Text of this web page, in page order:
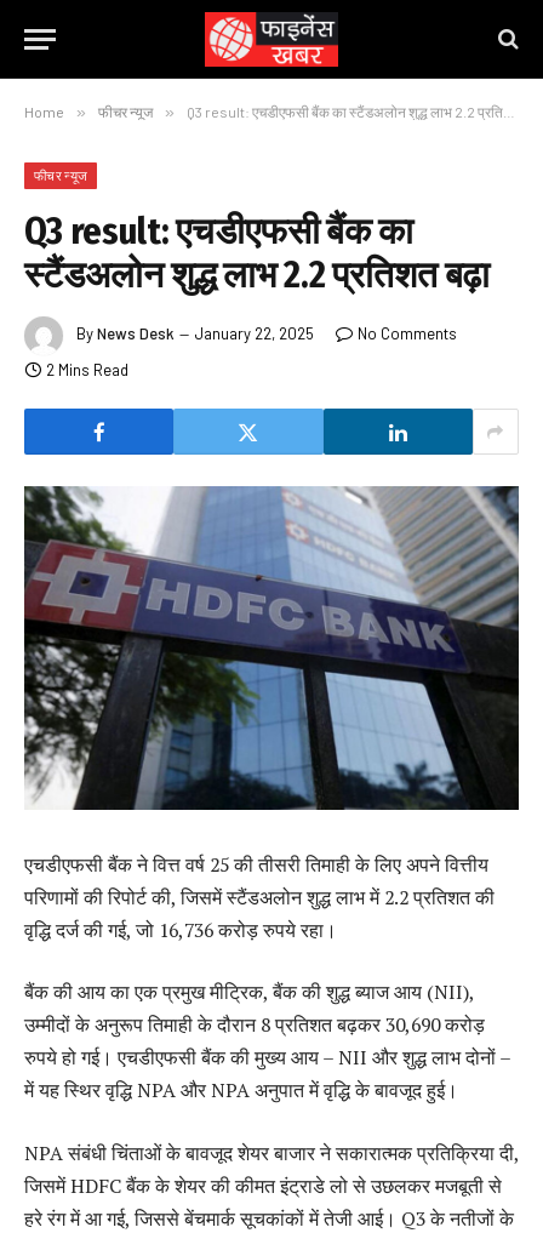
Home » फीचर न्यूज » Q3 result: एचडीएफसी बैंक का स्टैंडअलोन शुद्ध लाभ 2.2 प्रतिशत बढ़ा
फीचर न्यूज
Q3 result: एचडीएफसी बैंक का
स्टैंडअलोन शुद्ध लाभ 2.2 प्रतिशत बढ़ा
ByNews Desk January 22, 2025
No Comments
2 Mins Read
एचडीएफसी बैंक ने वित्त वर्ष 25 की तीसरी तिमाही के लिए अपने वित्तीय
परिणामों की रिपोर्ट की, जिसमें स्टैंडअलोन शुद्ध लाभ में 2.2 प्रतिशत की
वृद्धि दर्ज की गई, जो 16,736 करोड़ रुपये रहा।
बैंक की आय का एक प्रमुख मीट्रिक, बैंक की शुद्ध ब्याज आय (NII),
उम्मीदों के अनुरूप तिमाही के दौरान 8 प्रतिशत बढ़कर 30,690 करोड़
रुपये हो गई। एचडीएफसी बैंक की मुख्य आय – NII और शुद्ध लाभ दोनों –
में यह स्थिर वृद्धि NPA और NPA अनुपात में वृद्धि के बावजूद हुई।
NPA संबंधी चिंताओं के बावजूद शेयर बाजार ने सकारात्मक प्रतिक्रिया दी,
जिसमें HDFC बैंक के शेयर की कीमत इंट्राडे लो से उछलकर मजबूती से
हरे रंग में आ गई, जिससे बेंचमार्क सूचकांकों में तेजी आई। Q3 के नतीजों के